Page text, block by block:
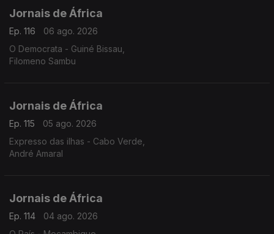
Jornais de África
Ep. 116
06 ago. 2026
O Democrata - Guiné Bissau,
Filomeno Sambu
Jornais de África
Ep. 115
05 ago. 2026
Expresso das ilhas - Cabo Verde,
André Amaral
Jornais de África
Ep. 114
04 ago. 2026